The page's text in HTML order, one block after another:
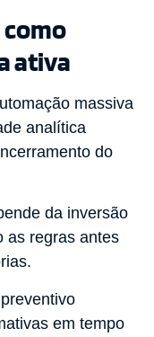
ativa
massiva
analítica
do
da inversão
as regras antes
em tempo